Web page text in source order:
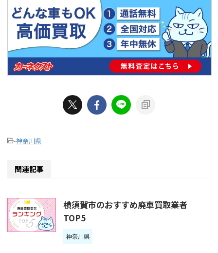
-神奈川県
関連記事
横須賀市のおすすめ廃車買取業者
TOP5
神奈川県